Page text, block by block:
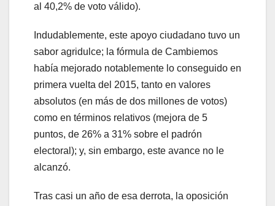
al 40,2% de voto válido).
Indudablemente, este apoyo ciudadano tuvo un
sabor agridulce; la fórmula de Cambiemos
había mejorado notablemente lo conseguido en
primera vuelta del 2015, tanto en valores
absolutos (en más de dos millones de votos)
como en términos relativos (mejora de 5
puntos, de 26% a 31% sobre el padrón
electoral); y, sin embargo, este avance no le
alcanzó.
Tras casi un año de esa derrota, la oposición